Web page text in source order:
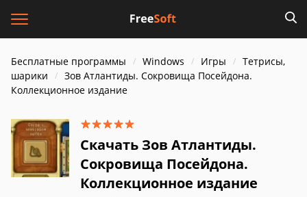
Бесплатные программы Windows Игры
Тетрисы,
шарики
Зов Атлантиды. Сокровища Посейдона.
Коллекционное издание
Скачать Зов Атлантиды.
Сокровища Посейдона.
Коллекционное издание